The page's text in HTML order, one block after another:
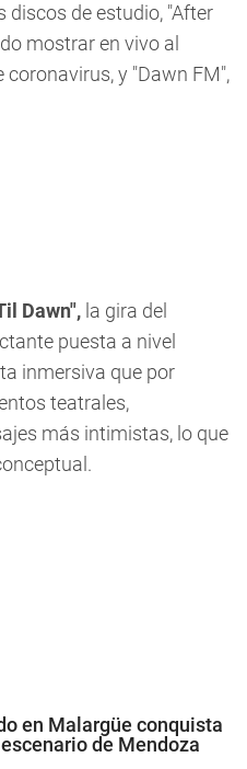
de estudio, "After
mostrar en vivo al
y "Dawn FM",
Dawn", la gira del
puesta a nivel
inmersiva que por
teatrales,
más intimistas, lo que
en Malargüe conquista
de Mendoza